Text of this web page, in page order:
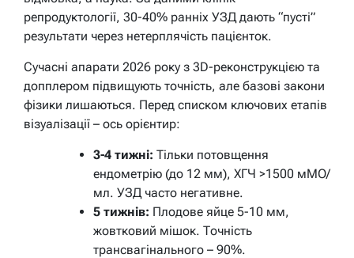
репродуктології, 30-40% ранніх УЗД дають “пусті”
результати через нетерплячість пацієнток.
Сучасні апарати 2026 року з 3D-реконструкцією та
допплером підвищують точність, але базові закони
фізики лишаються. Перед списком ключових етапів
візуалізації – ось орієнтир:
3-4 тижні: Тільки потовщення
ендометрію (до 12 мм), ХГЧ >1500 мМО/
мл. УЗД часто негативне.
5 тижнів: Плодове яйце 5-10 мм,
жовтковий мішок. Точність
трансвагінального – 90%.